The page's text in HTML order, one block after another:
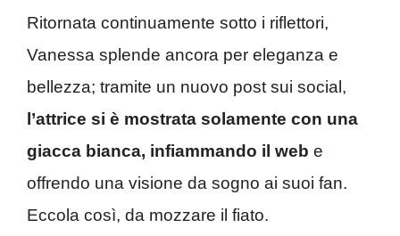
Ritornata continuamente sotto i riflettori,
Vanessa splende ancora per eleganza e
bellezza; tramite un nuovo post sui social,
l’attrice si è mostrata solamente con una
giacca bianca, infiammando il web e
offrendo una visione da sogno ai suoi fan.
Eccola così, da mozzare il fiato.